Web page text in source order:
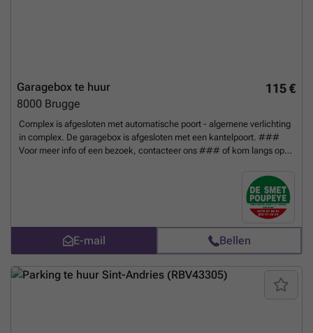
115 €
Garagebox te huur
8000 Brugge
Complex is afgesloten met automatische poort - algemene verlichting
in complex. De garagebox is afgesloten met een kantelpoort. ###
Voor meer info of een bezoek, contacteer ons ### of kom langs op
: 5m * afgesloten met een kantelpoort - inrijhoogte : 2m - inrijbreedte :
2m50 (de garage is 2m30 hoog aan de voorkant en 1m70 aan de
E-mail Bellen